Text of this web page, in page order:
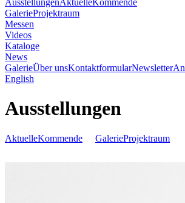
AusstellungenAktuelleKommende
GalerieProjektraum
Messen
Videos
Kataloge
News
GalerieÜber unsKontaktformularNewsletter
English
Ausstellungen
AktuelleKommende GalerieProjektraum